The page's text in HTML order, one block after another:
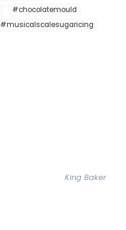
#chocolatemould
#musicalscalesugaricing
King Baker